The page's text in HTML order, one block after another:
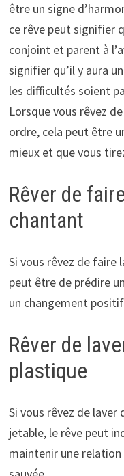
être un signe
ce rêve peut signifier
conjoint et parent à
signifier qu’il y aura
les difficultés soient
Lorsque vous rêvez
ordre, cela peut être
mieux et que vous
Rêver de
chantant
Si vous rêvez de faire
peut être de prédire
un changement
Rêver de
plastique
Si vous rêvez de laver
jetable, le rêve peut
maintenir une relation